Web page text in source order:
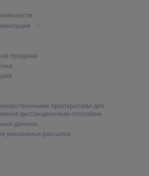
продажи
препаратами для
дистанционным способом
данных
рекламных рассылок